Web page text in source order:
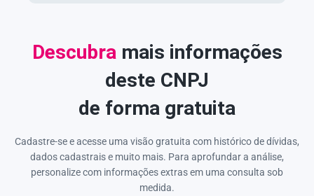
Descubra mais informações
deste CNPJ
de forma gratuita
Cadastre-se e acesse uma visão gratuita com histórico de dívidas,
dados cadastrais e muito mais. Para aprofundar a análise,
personalize com informações extras em uma consulta sob
medida.